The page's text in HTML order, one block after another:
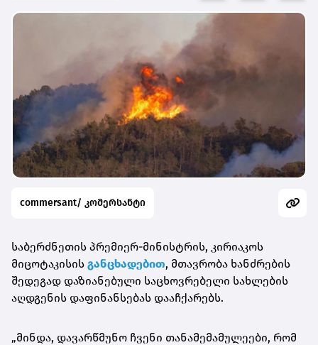
commersant/ კომერსანტი
საბერძნეთის პრემიერ-მინისტრის, კირიაკოს
მიცოტაკისის განცხადებით, მთავრობა ხანძრების
შედეგად დაზიანებული საცხოვრებელი სახლების
აღდგენის დაფინანსებას დააჩქარებს.
„მინდა, დავარწმუნო ჩვენი თანამემამულეები, რომ